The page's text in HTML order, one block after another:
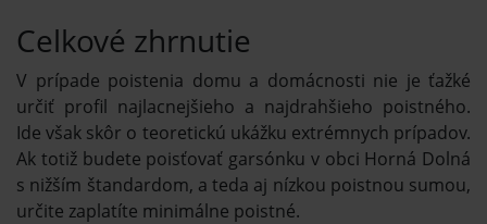
Celkové zhrnutie
V prípade poistenia domu a domácnosti nie je ťažké
určiť profil najlacnejšieho a najdrahšieho poistného.
Ide však skôr o teoretickú ukážku extrémnych prípadov.
Ak totiž budete poisťovať garsónku v obci Horná Dolná
s nižším štandardom, a teda aj nízkou poistnou sumou,
určite zaplatíte minimálne poistné.